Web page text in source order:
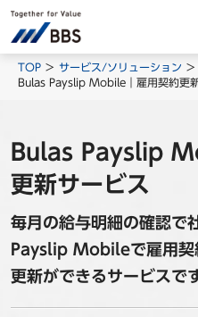
サービス/ソ
イン
コ
ホワイ
TOP サービス/ソリューション
Bulas Payslip Mobile｜雇用契約更
Bulas Payslip
更新サービス
毎月の給与明細の確認で
Payslip Mobileで雇用契
更新ができるサービスで